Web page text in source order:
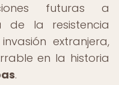
futuras a
de la resistencia
extranjera,
en la historia
.